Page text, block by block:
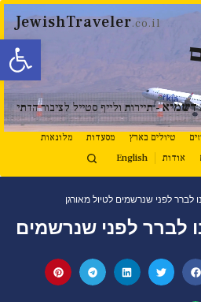
פתח
JewishTraveler.co.il
דשמיא- תיירות ולייף סטייל לציבור הדתי
טיולים בארץ מסעדות
מלונאות
אודות English
לברר לפני שנרשמים